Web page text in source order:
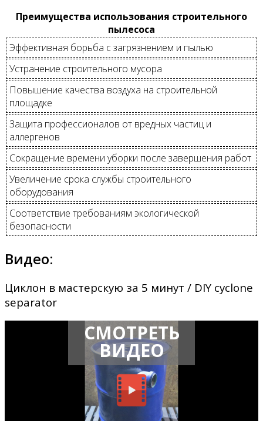
Преимущества использования строительного
пылесоса
Эффективная борьба с загрязнением и пылью
Устранение строительного мусора
Повышение качества воздуха на строительной
площадке
Защита профессионалов от вредных частиц и
аллергенов
Сокращение времени уборки после завершения работ
Увеличение срока службы строительного
оборудования
Соответствие требованиям экологической
безопасности
Видео:
Циклон в мастерскую за 5 минут / DIY cyclone
separator
СМОТРЕТЬ
ВИДЕО